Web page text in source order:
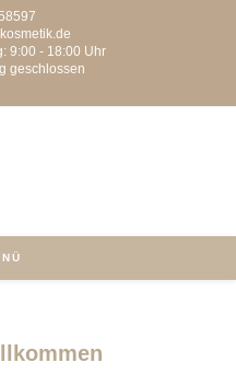
9:00 - 18:00 Uhr
geschlossen